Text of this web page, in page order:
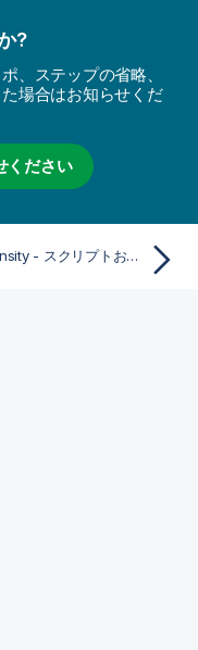
?
、ステップの省略、
場合はお知らせくだ
ください
ChiDensity - スクリプトおよびチャート関数